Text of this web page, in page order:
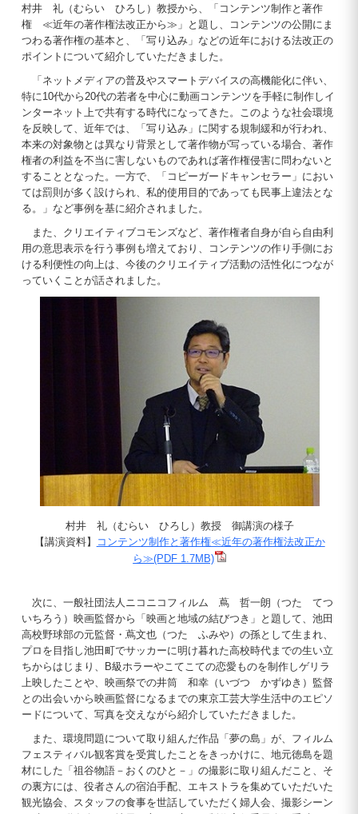
村井 礼（むらい ひろし）教授から、「コンテンツ制作と著作
権 ≪近年の著作権法改正から≫」と題し、コンテンツの公開にま
つわる著作権の基本と、「写り込み」などの近年における法改正の
ポイントについて紹介していただきました。
「ネットメディアの普及やスマートデバイスの高機能化に伴い、
特に10代から20代の若者を中心に動画コンテンツを手軽に制作しイ
ンターネット上で共有する時代になってきた。このような社会環境
を反映して、近年では、「写り込み」に関する規制緩和が行われ、
本来の対象物とは異なり背景として著作物が写っている場合、著作
権者の利益を不当に害しないものであれば著作権侵害に問わないと
することとなった。一方で、「コピーガードキャンセラー」におい
ては罰則が多く設けられ、私的使用目的であっても民事上違法とな
る。」など事例を基に紹介されました。
また、クリエイティブコモンズなど、著作権者自身が自ら自由利
用の意思表示を行う事例も増えており、コンテンツの作り手側にお
ける利便性の向上は、今後のクリエイティブ活動の活性化につなが
っていくことが話されました。
村井 礼（むらい ひろし）教授 御講演の様子
【講演資料】
コンテンツ制作と著作権≪近年の著作権法改正か
ら≫(PDF 1.7MB)
次に、一般社団法人ニコニコフィルム 蔦 哲一朗（つた てつ
いちろう）映画監督から「映画と地域の結びつき」と題して、池田
高校野球部の元監督・蔦文也（つた ふみや）の孫として生まれ、
プロを目指し池田町でサッカーに明け暮れた高校時代までの生い立
ちからはじまり、B級ホラーやこてこての恋愛ものを制作しゲリラ
上映したことや、映画祭での井筒 和幸（いづつ かずゆき）監督
との出会いから映画監督になるまでの東京工芸大学生活中のエピソ
ードについて、写真を交えながら紹介していただきました。
また、環境問題について取り組んだ作品「夢の島」が、フィルム
フェスティバル観客賞を受賞したことをきっかけに、地元徳島を題
材にした「祖谷物語－おくのひと－」の撮影に取り組んだこと、そ
の裏方には、役者さんの宿泊手配、エキストラを集めていただいた
観光協会、スタッフの食事を世話していただく婦人会、撮影シーン